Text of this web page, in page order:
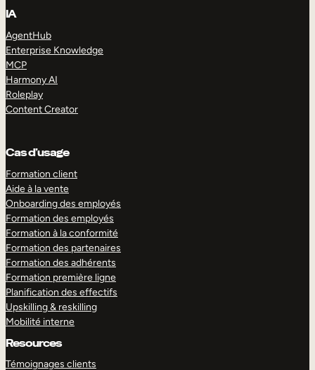
IA
AgentHub
Enterprise Knowledge
MCP
Harmony AI
Roleplay
Content Creator
Cas d’usage
Formation client
Aide à la vente
Onboarding des employés
Formation des employés
Formation à la conformité
Formation des partenaires
Formation des adhérents
Formation première ligne
Planification des effectifs
Upskilling & reskilling
Mobilité interne
Resources
Témoignages clients